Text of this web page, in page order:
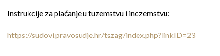
Instrukcije za plaćanje u tuzemstvu i inozemstvu:
https://sudovi.pravosudje.hr/tszag/index.php?linkID=23